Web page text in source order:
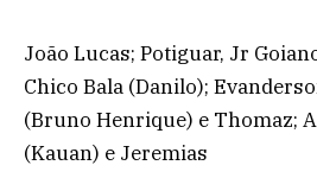
João Lucas; Potiguar, Jr
Chico Bala (Danilo);
(Bruno Henrique) e Thomaz;
(Kauan) e Jeremias